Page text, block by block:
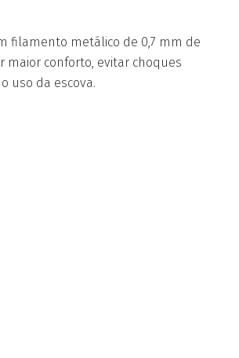
filamento metálico de 0,7 mm de
maior conforto, evitar choques
uso da escova.